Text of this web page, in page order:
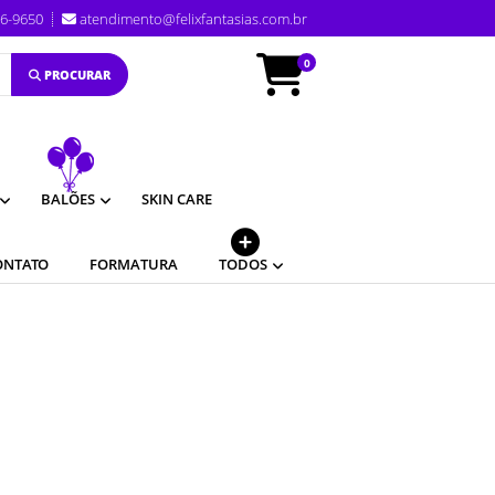
9650 atendimento@felixfantasias.com.br
PROCURAR
0
BALÕES SKIN CARE
FORMATURA TODOS